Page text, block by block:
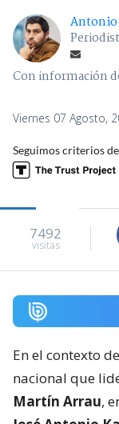
Antonio
Con información
Viernes 07 Agosto,
Seguimos criterios de
7492
visitas
En el contexto
nacional que
Martín Arrau,